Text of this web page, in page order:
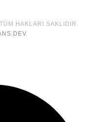
HAKLARI SAKLIDIR.